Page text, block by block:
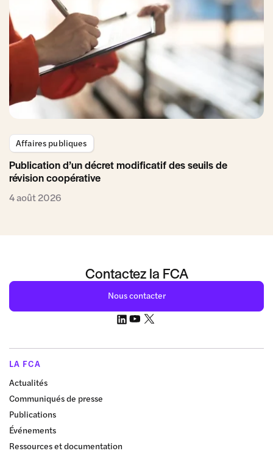
Affaires publiques
Publication d’un décret modificatif des seuils de
révision coopérative
4 août 2026
Contactez la FCA
Nous contacter
LA FCA
Actualités
Communiqués de presse
Publications
Événements
Ressources et documentation